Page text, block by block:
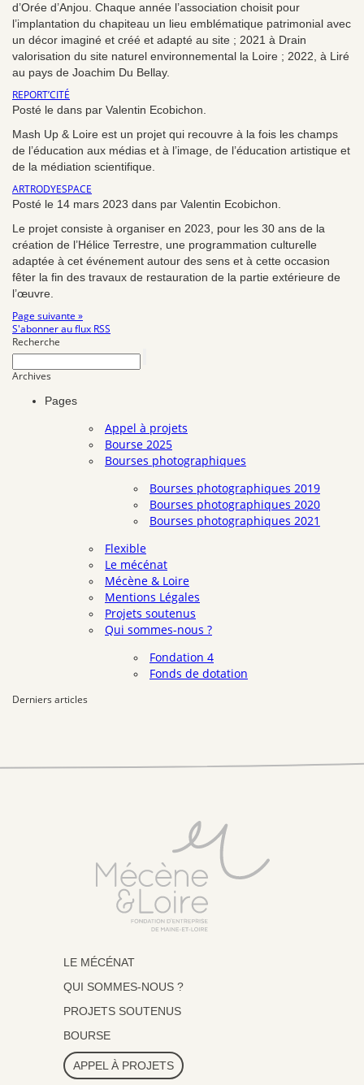
d’Orée d’Anjou. Chaque année l’association choisit pour
l’implantation du chapiteau un lieu emblématique patrimonial avec
un décor imaginé et créé et adapté au site ; 2021 à Drain
valorisation du site naturel environnemental la Loire ; 2022, à Liré
au pays de Joachim Du Bellay.
REPORT’CITÉ
Posté le dans par Valentin Ecobichon.
Mash Up & Loire est un projet qui recouvre à la fois les champs
de l’éducation aux médias et à l’image, de l’éducation artistique et
de la médiation scientifique.
ARTRODYESPACE
Posté le 14 mars 2023 dans par Valentin Ecobichon.
Le projet consiste à organiser en 2023, pour les 30 ans de la
création de l’Hélice Terrestre, une programmation culturelle
adaptée à cet événement autour des sens et à cette occasion
fêter la fin des travaux de restauration de la partie extérieure de
l’œuvre.
Page suivante »
S'abonner au flux RSS
Recherche
Archives
Pages
Appel à projets
Bourse 2025
Bourses photographiques
Bourses photographiques 2019
Bourses photographiques 2020
Bourses photographiques 2021
Flexible
Le mécénat
Mécène & Loire
Mentions Légales
Projets soutenus
Qui sommes-nous ?
Fondation 4
Fonds de dotation
Derniers articles
LE MÉCÉNAT
QUI SOMMES-NOUS ?
PROJETS SOUTENUS
BOURSE
APPEL À PROJETS